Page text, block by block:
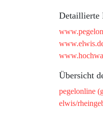
Detaillierte
Übersicht
pegelonline
elwis/